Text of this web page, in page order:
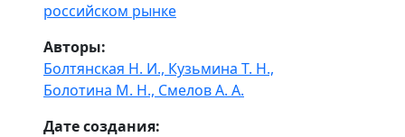
российском рынке
Авторы:
Болтянская Н. И., Кузьмина Т. Н.,
Болотина М. Н., Смелов А. А.
Дате создания: